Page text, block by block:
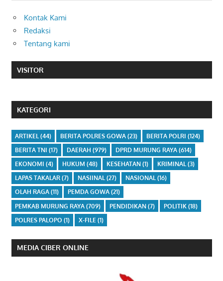
Kontak Kami
Redaksi
Tentang kami
VISITOR
KATEGORI
ARTIKEL (44) BERITA POLRES GOWA(23) BERITA POLRI (124)
BERITA TNI (17) DAERAH (979) DPRD MURUNG RAYA(614)
EKONOMI (4) HUKUM (48) KESEHATAN(1) KRIMINAL(3)
LAPAS TAKALAR(7) NASIINAL(27) NASIONAL(16)
OLAH RAGA(11) PEMDA GOWA(21)
PEMKAB MURUNG RAYA(709) PENDIDIKAN(7) POLITIK(18)
POLRES PALOPO (1) X-FILE (1)
MEDIA CIBER ONLINE